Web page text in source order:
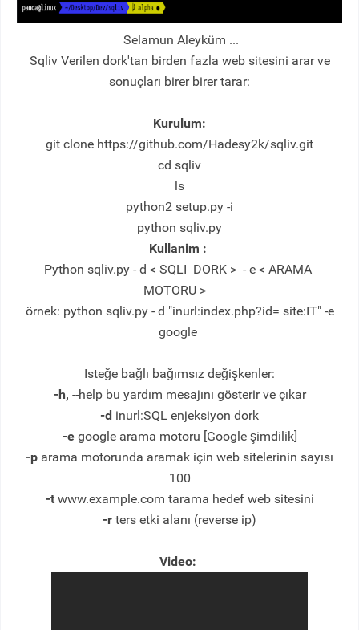
Selamun Aleyküm ...
Sqliv Verilen dork'tan birden fazla web sitesini arar ve
sonuçları birer birer tarar:
Kurulum:
git clone https://github.com/Hadesy2k/sqliv.git
cd sqliv
ls
python2 setup.py -i
python sqliv.py
Kullanim :
Python sqliv.py - d < SQLI DORK > - e < ARAMA
MOTORU >
örnek: python sqliv.py - d "inurl:index.php?id= site:IT" -e
google
Isteğe bağlı bağımsız değişkenler:
-h, --help bu yardım mesajını gösterir ve çıkar
-d inurl:SQL enjeksiyon dork
-e google arama motoru [Google şimdilik]
-p arama motorunda aramak için web sitelerinin sayısı
100
-t www.example.com tarama hedef web sitesini
-r ters etki alanı (reverse ip)
Video: